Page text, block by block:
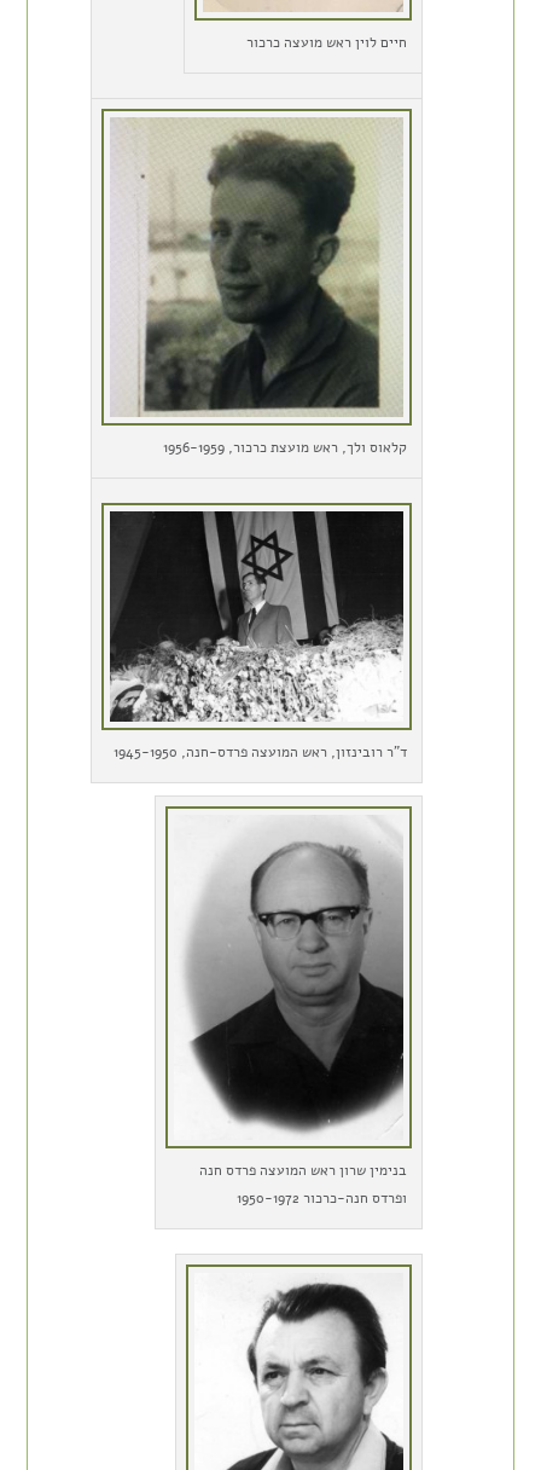
חיים לוין ראש מועצה כרכור
קלאוס ולך, ראש מועצת כרכור, 1956-1959
ד"ר רובינזון, ראש המועצה פרדס-חנה, 1945-1950
בנימין שרון ראש המועצה פרדס חנה
ופרדס חנה-כרכור 1950-1972